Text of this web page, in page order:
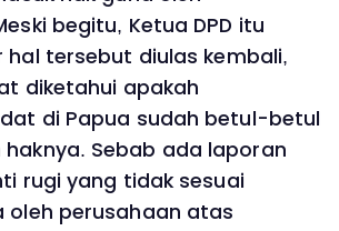
begitu, Ketua DPD itu
tersebut diulas kembali,
diketahui apakah
di Papua sudah betul-betul
Sebab ada laporan
rugi yang tidak sesuai
oleh perusahaan atas